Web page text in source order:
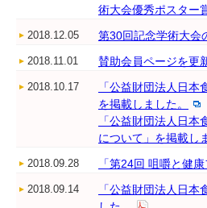
術大会優秀ポスター
2018.12.05 第30回記念学術大会
2018.11.01 賛助会員ページを更
2018.10.17
「公益財団法人日
を掲載しました。
「公益財団法人日
について」を掲載し
2018.09.28 「第24回 咀嚼と健
2018.09.14
「公益財団法人日